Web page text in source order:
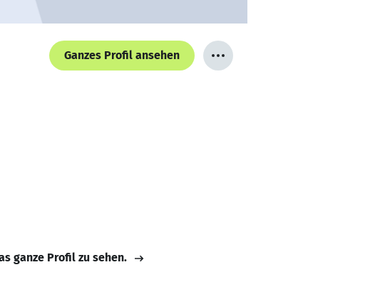
Ganzes Profil ansehen
ganze Profil zu sehen.